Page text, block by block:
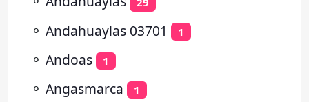
⚬ Andahuaylas 03701 1
⚬ Andoas 1
⚬ Angasmarca 1